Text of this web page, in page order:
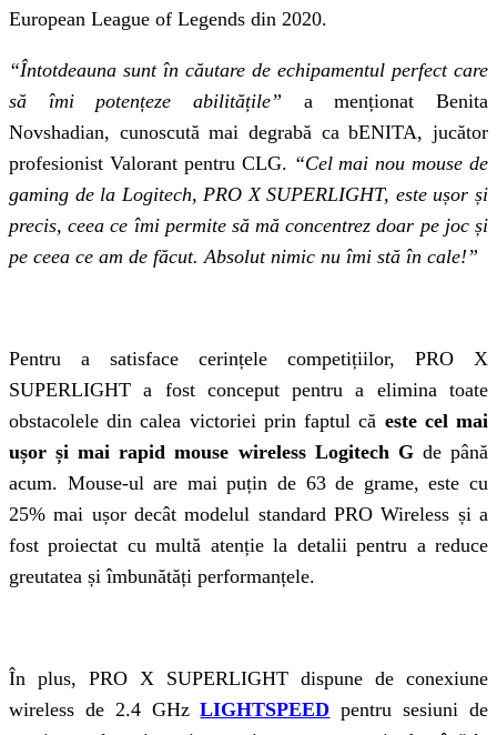
European League of Legends din 2020.
“Întotdeauna sunt în căutare de echipamentul perfect care
să îmi potențeze abilitățile” a menționat Benita
Novshadian, cunoscută mai degrabă ca bENITA, jucător
profesionist Valorant pentru CLG. “Cel mai nou mouse de
gaming de la Logitech, PRO X SUPERLIGHT, este ușor și
precis, ceea ce îmi permite să mă concentrez doar pe joc și
pe ceea ce am de făcut. Absolut nimic nu îmi stă în cale!”
Pentru a satisface cerințele competițiilor, PRO X
SUPERLIGHT a fost conceput pentru a elimina toate
obstacolele din calea victoriei prin faptul că este cel mai
ușor și mai rapid mouse wireless Logitech Gde până
acum. Mouse-ul are mai puțin de 63 de grame, este cu
25% mai ușor decât modelul standard PRO Wireless și a
fost proiectat cu multă atenție la detalii pentru a reduce
greutatea și îmbunătăți performanțele.
În plus, PRO X SUPERLIGHT dispune de conexiune
wireless de 2.4 GHzLIGHTSPEED pentru sesiuni de